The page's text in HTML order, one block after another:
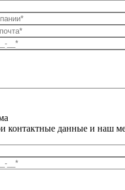
контактные данные и наш